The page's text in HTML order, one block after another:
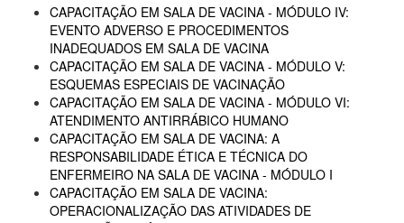
CAPACITAÇÃO EM SALA DE VACINA - MÓDULO IV:
EVENTO ADVERSO E PROCEDIMENTOS
INADEQUADOS EM SALA DE VACINA
CAPACITAÇÃO EM SALA DE VACINA - MÓDULO V:
ESQUEMAS ESPECIAIS DE VACINAÇÃO
CAPACITAÇÃO EM SALA DE VACINA - MÓDULO VI:
ATENDIMENTO ANTIRRÁBICO HUMANO
CAPACITAÇÃO EM SALA DE VACINA: A
RESPONSABILIDADE ÉTICA E TÉCNICA DO
ENFERMEIRO NA SALA DE VACINA - MÓDULO I
CAPACITAÇÃO EM SALA DE VACINA:
OPERACIONALIZAÇÃO DAS ATIVIDADES DE